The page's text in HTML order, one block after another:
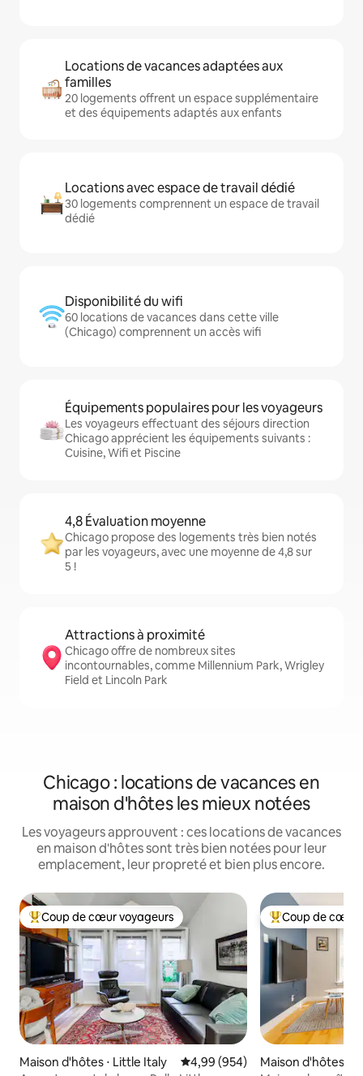
Locations de vacances adaptées aux
familles
20 logements offrent un espace supplémentaire
et des équipements adaptés aux enfants
Locations avec espace de travail dédié
30 logements comprennent un espace de travail
dédié
Disponibilité du wifi
60 locations de vacances dans cette ville
(Chicago) comprennent un accès wifi
Équipements populaires pour les voyageurs
Les voyageurs effectuant des séjours direction
Chicago apprécient les équipements suivants :
Cuisine, Wifi et Piscine
4,8 Évaluation moyenne
Chicago propose des logements très bien notés
par les voyageurs, avec une moyenne de 4,8 sur
5 !
Attractions à proximité
Chicago offre de nombreux sites
incontournables, comme Millennium Park, Wrigley
Field et Lincoln Park
Chicago : locations de vacances en
maison d'hôtes les mieux notées
Les voyageurs approuvent : ces locations de vacances
en maison d'hôtes sont très bien notées pour leur
emplacement, leur propreté et bien plus encore.
Coups de cœur voyageurs les plus appréciés
Coup de cœur voyageurs
Maison d'hôtes ⋅ Little Italy Évaluation moyenne sur la
4,99 (954)
Coups de cœur
Coup de cœur
Maison d'hôtes ⋅